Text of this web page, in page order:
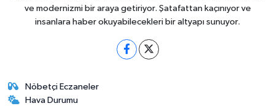
ve modernizmi bir araya getiriyor. Şatafattan kaçınıyor ve
insanlara haber okuyabilecekleri bir altyapı sunuyor.
Nöbetçi Eczaneler
Hava Durumu